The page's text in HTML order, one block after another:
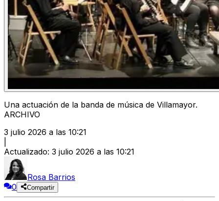
Una actuación de la banda de música de Villamayor.
ARCHIVO
3 julio 2026 a las 10:21
Actualizado: 3 julio 2026 a las 10:21
Rosa Barrios
0
Compartir